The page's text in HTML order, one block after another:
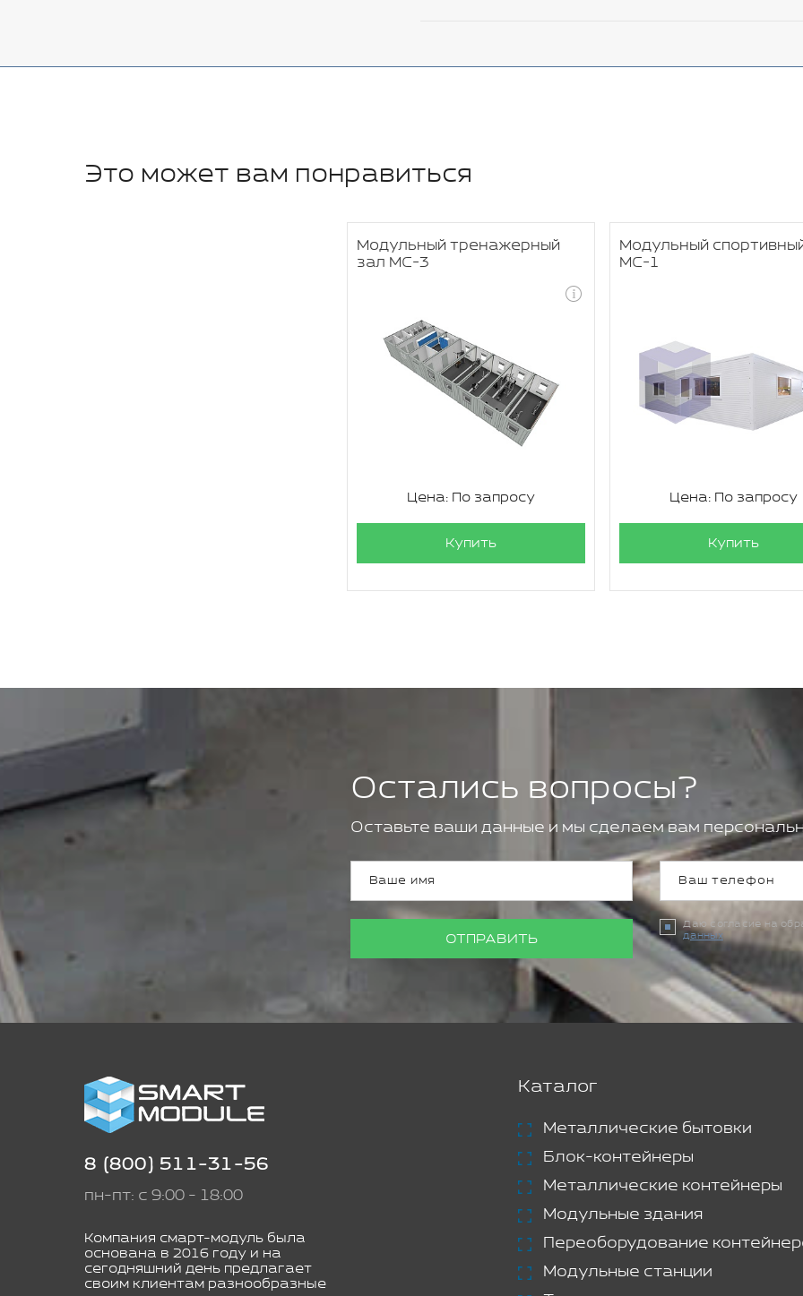
Это может вам понравиться
Модульный тренажерный
зал МС-3
Цена: По запросу
Купить
Модульный
МС-1
Цена: По запросу
Купить
Остались вопросы?
Оставьте ваши данные и мы сделаем вам
ОТПРАВИТЬ
Даю согласие на
данных
8 (800) 511-31-56
пн-пт: с 9:00 - 18:00
Компания смарт-модуль была
основана в 2016 году и на
сегодняшний день предлагает
своим клиентам разнообразные
Каталог
Металлические бытовки
Блок-контейнеры
Металлические контейнеры
Модульные здания
Переоборудование
Модульные станции